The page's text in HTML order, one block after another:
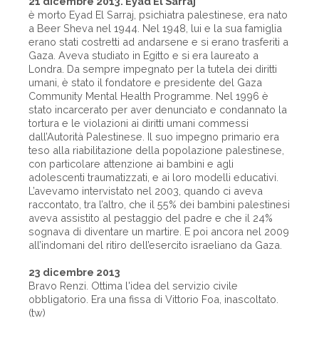
è morto Eyad El Sarraj, psichiatra palestinese, era nato
a Beer Sheva nel 1944. Nel 1948, lui e la sua famiglia
erano stati costretti ad andarsene e si erano trasferiti a
Gaza. Aveva studiato in Egitto e si era laureato a
Londra. Da sempre impegnato per la tutela dei diritti
umani, è stato il fondatore e presidente del Gaza
Community Mental Health Programme. Nel 1996 è
stato incarcerato per aver denunciato e condannato la
tortura e le violazioni ai diritti umani commessi
dall’Autorità Palestinese. Il suo impegno primario era
teso alla riabilitazione della popolazione palestinese,
con particolare attenzione ai bambini e agli
adolescenti traumatizzati, e ai loro modelli educativi.
L’avevamo intervistato nel 2003, quando ci aveva
raccontato, tra l’altro, che il 55% dei bambini palestinesi
aveva assistito al pestaggio del padre e che il 24%
sognava di diventare un martire. E poi ancora nel 2009
all’indomani del ritiro dell’esercito israeliano da Gaza.
23 dicembre 2013
Bravo Renzi. Ottima l'idea del servizio civile
obbligatorio. Era una fissa di Vittorio Foa, inascoltato.
(tw)